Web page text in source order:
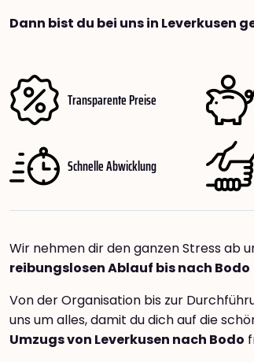
Dann bist du bei uns in Leverkusen
Transparente Preise
Schnelle Abwicklung
Wir nehmen dir den ganzen Stress ab
reibungslosen Ablauf bis nach Bodo
Von der Organisation bis zur
uns um alles, damit du dich auf die
Umzugs von Leverkusen nach Bodo